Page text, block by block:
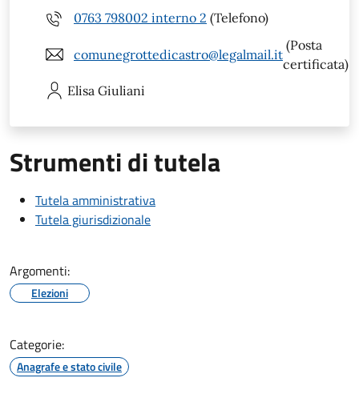
0763 798002 interno 2 (Telefono)
comunegrottedicastro@legalmail.it
(Posta
certificata)
Elisa Giuliani
Strumenti di tutela
Tutela amministrativa
Tutela giurisdizionale
Argomenti:
Elezioni
Categorie:
Anagrafe e stato civile